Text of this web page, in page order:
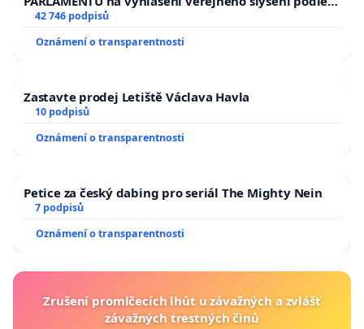
144 jednacího řádu Senátu k návrhu na přijetí
usnesení k podání ústavní žaloby na prezidenta
republiky
42 746 podpisů
Oznámení o transparentnosti
Zastavte prodej Letiště Václava Havla
10 podpisů
Oznámení o transparentnosti
Petice za český dabing pro seriál The Mighty Nein
7 podpisů
Oznámení o transparentnosti
Zrušení promlčecích lhůt u závažných a zvlášť
závažných trestných činů